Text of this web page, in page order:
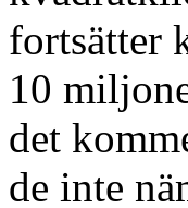
fortsätter
10
det
de inte